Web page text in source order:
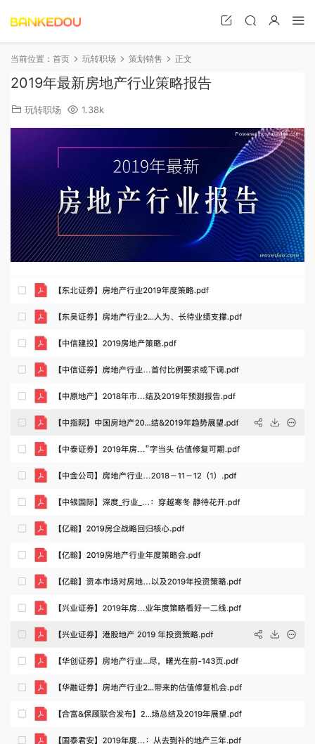
当前位置： 首页 玩转职场 策划销售 正文
2019年最新房地产行业策略报告
玩转职场 1.38k